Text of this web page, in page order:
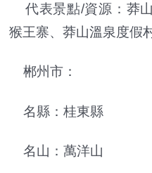
代表景點/資源：莽山
猴王寨、莽山溫泉度假
郴州市：
名縣：桂東縣
名山：萬洋山